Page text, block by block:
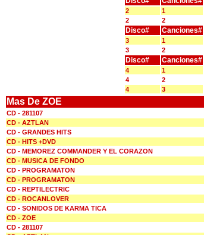
2 1
2
2
Disco# Canciones#
3 1
3
2
Disco# Canciones#
4 1
4
2
4
3
Mas De ZOE
CD - 281107
CD - AZTLAN
CD - GRANDES HITS
CD - HITS +DVD
CD - MEMOREZ COMMANDER Y EL CORAZON
CD - MUSICA DE FONDO
CD - PROGRAMATON
CD - PROGRAMATON
CD - REPTILECTRIC
CD - ROCANLOVER
CD - SONIDOS DE KARMA TICA
CD - ZOE
CD - 281107